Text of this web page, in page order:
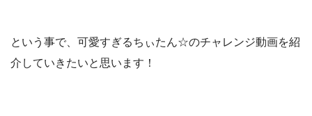
という事で、可愛すぎるちぃたん☆のチャレンジ動画を紹
介していきたいと思います！